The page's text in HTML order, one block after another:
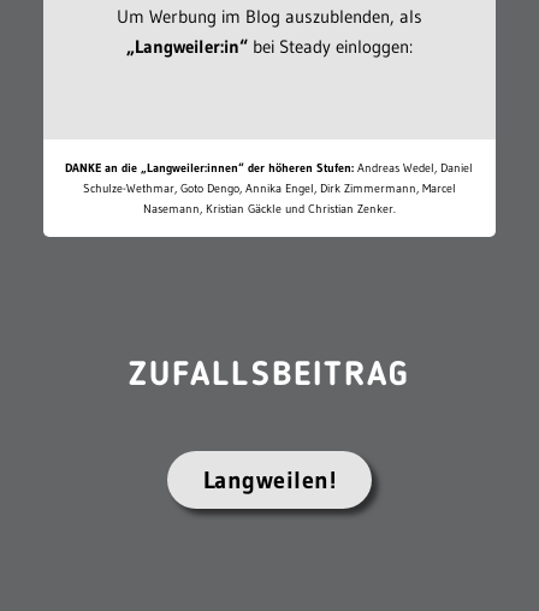
Um Werbung im Blog auszublenden, als
„Langweiler:in“bei Steady einloggen:
DANKE an die „Langweiler:innen“ der höheren Stufen: Andreas Wedel, Daniel
Schulze-Wethmar, Goto Dengo, Annika Engel, Dirk Zimmermann, Marcel
Nasemann, Kristian Gäckle und Christian Zenker.
ZUFALLSBEITRAG
Langweilen!